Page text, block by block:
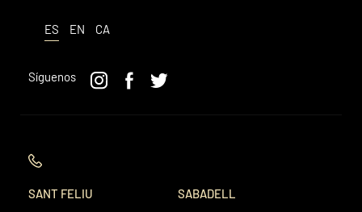
ES EN CA
Síguenos
SANT FELIU
SABADELL